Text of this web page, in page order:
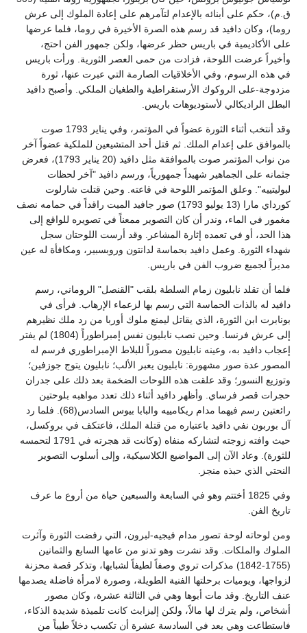
ق.م)، حكم على أبنائه بالإعدام لتآمرهم على إعادة الملوك إلى عرش
روما)، وكان دافيد قد رسم هذه الصرة الأخيرة في روما، فلما عرضها
على الأكاديمية في باريس حظر عرضها، ولكن جمهور الفن احتج،
وأخيراً عرضت اللوحة، فزادت من حمى العصر الثورية. ورأت باريس
في هذه الرسوم، وفي الأخلاقيات الصارمة التي عبرت عنها، ثورة
مزدوجة-على الروكوك الأرستقراطية والطغيان الملكي. وأصبح دافيد
البطل الراديكالي لأستوديوهات باريس.
وقد أنتخب أثناء الثورة عضواً في المؤتمر، وفي يناير 1793 صوت
بالموافق على إعدام الملك. ثم قتل أحد المتشيعين للملكية عضواً آخر
من نواب المؤتمر صوت بالموافقة مثل دافيد (20 يناير 1793)، فعرض
جثمانه على الجماهير شهيداً جمهورياً، ورسم دافيد "آخر لحظات
لبوليتييه". وعلق المؤتمر اللوحة في قاعته. وحين قتلت شارلوت
كورداي مارا (13 يوليو 1793) صور جافيد الميت راقداً في حمامه نصف
مغمور في الماء، وندر أن كان التصوير ممعناً في تصويره للواقع إلى
هذا الحد، أو في تعمده إثارة المشاعر. وقد أرست اللوحتان سجل
شهداء الثورة. وعمل دافيد بحماسة لدانتون وروبسبير، ومكافأة له عين
مديراً لجميع ضروب الفن في باريس.
فلما أن تقلد نابليون زمام السلطة بلقب "القنصل" الروماني، رسم
دافيد له بالذات الحماسة التي رسم بها لزعماء الإرهاب. فرأى في
بونابرت ابن الثورة، الذي يقاتل ليمنع ملوك أوربا من رد ملك نظيرهم
إلى عرش فرنسا. وحين نصب نابليون نفس إمبراطوراً (1804) لم يفتر
إعجاب دافيد به، وعينه نابليون مصوراً للبلاط الإمبراطوري فرسم له
المصور عدة صور مشهورة: نابليون يعبر الألب؛ نابليون يتوج جوزفين؛
وتوزيع النسور؛ وقد علقت هذه اللوحات الضخمة بعد ذلك على جدران
حجرات قصر فرساي. وأظهر دافيد أثناء ذلك تعدد مواهبه بلوحتين
رائعتين رسم فيهما مدام ريكامييه والبابا بيوس السادس(68). فلما رد
آل بوربون نفي دافيد باعتباره من قتلة الملك، فاعتكف في بروكسل،
حيث وافته زوجته لتشاركه منفاه (وكانت قد هجرته في 1791 لتحمسه
للثورة). وعاد الآن إلى المواضيع الكلاسيكية، وإلى أسلوب التصوير
النحتي الذي حبذه منجز.
وفي 1825 أختتم وهو في السابعة والسبعين حياة من أروع ما عرف
تاريخ الفن.
ومن لوحاته لوحة تصور مدام فيجيه-لبرون، التي رفضت الثورة وآثرت
الملوك والملكات. وقد نشرت وهو تدنو من عامها السابع والثمانين
(1755-1842) مذكرات تروي وصفاً لطيفاً لشبابها، وتذكر قصة محزنة
لزواجها، ويوميات برحلتها الفنية الطويلة، وصورة لامرأة فاضلة يصدمها
عنف التاريخ. وقد مات أبوها وهي في الثالثة عشرة، وكان مصور
أشخاص، ولم يترك لها مالاً، ولكن إليزابث كانت تلميذة شديدة الذكاء،
فاستطاعت وهي بعد في السادسة عشرة أن تكسب دخلاً طيباً من